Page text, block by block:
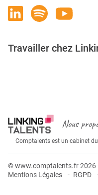
Travailler chez
Nous
Comptalents est un cabinet
© www.comptalents.fr 2026
Mentions Légales
RGPD